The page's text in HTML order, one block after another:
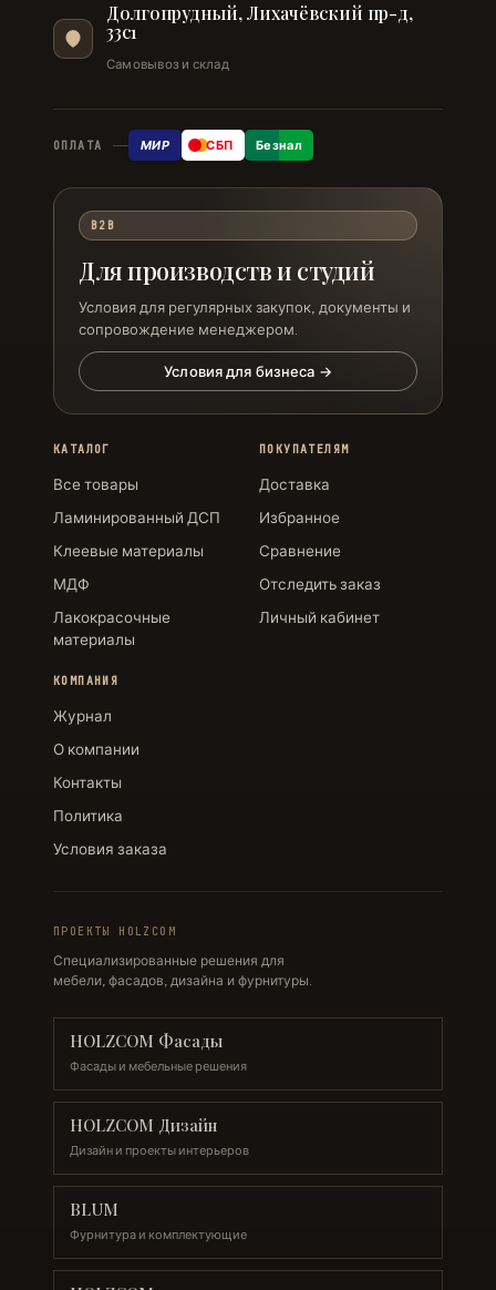
Долгопрудный, Лихачёвский пр-д,
33с1
Самовывоз и склад
ОПЛАТА МИР СБП Безнал
B2B
Для производств и студий
Условия для регулярных закупок, документы и
сопровождение менеджером.
Условия для бизнеса →
КАТАЛОГ
Все товары
Ламинированный ДСП
Клеевые материалы
МДФ
Лакокрасочные
материалы
ПОКУПАТЕЛЯМ
Доставка
Избранное
Сравнение
Отследить заказ
Личный кабинет
КОМПАНИЯ
Журнал
О компании
Контакты
Политика
Условия заказа
ПРОЕКТЫ HOLZCOM
Специализированные решения для
мебели, фасадов, дизайна и фурнитуры.
HOLZCOM Фасады
Фасады и мебельные решения
HOLZCOM Дизайн
Дизайн и проекты интерьеров
BLUM
Фурнитура и комплектующие